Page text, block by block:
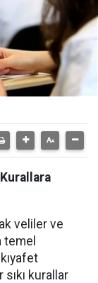
veliler ve
temel
kurallar